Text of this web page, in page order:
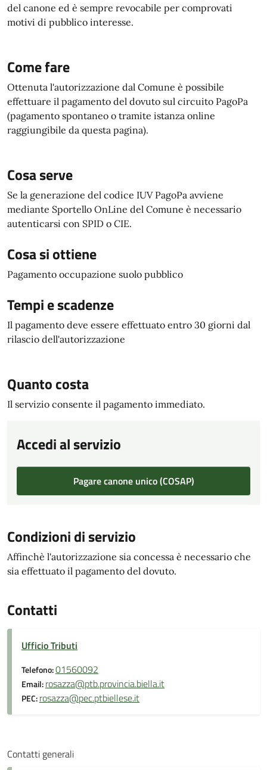
del canone ed è sempre revocabile per comprovati
motivi di pubblico interesse.
Come fare
Ottenuta l'autorizzazione dal Comune è possibile
effettuare il pagamento del dovuto sul circuito PagoPa
(pagamento spontaneo o tramite istanza online
raggiungibile da questa pagina).
Cosa serve
Se la generazione del codice IUV PagoPa avviene
mediante Sportello OnLine del Comune è necessario
autenticarsi con SPID o CIE.
Cosa si ottiene
Pagamento occupazione suolo pubblico
Tempi e scadenze
Il pagamento deve essere effettuato entro 30 giorni dal
rilascio dell'autorizzazione
Quanto costa
Il servizio consente il pagamento immediato.
Accedi al servizio
Pagare canone unico (COSAP)
Condizioni di servizio
Affinchè l'autorizzazione sia concessa è necessario che
sia effettuato il pagamento del dovuto.
Contatti
Ufficio Tributi
Telefono:01560092
Email:rosazza@ptb.provincia.biella.it
PEC:rosazza@pec.ptbiellese.it
Contatti generali